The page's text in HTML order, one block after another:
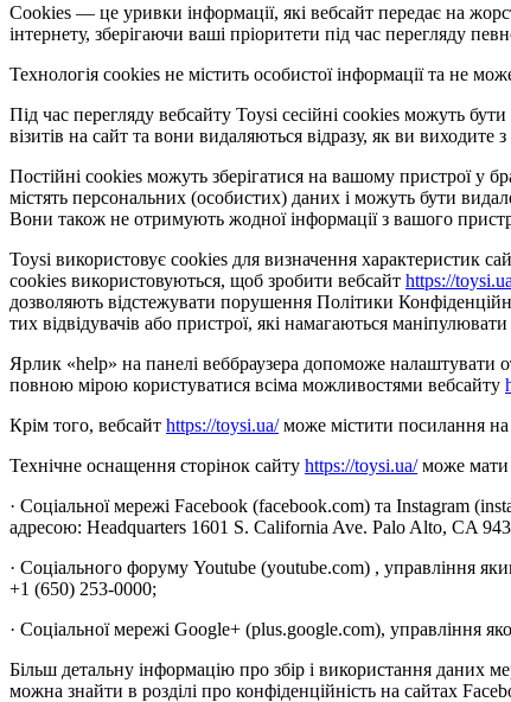
Cookies — це уривки інформації, які вебсайт передає на
інтернету, зберігаючи ваші пріоритети під час перегляду
Технологія cookies не містить особистої інформації та не
Під час перегляду вебсайту Toysi сесійні cookies можуть
візитів на сайт та вони видаляються відразу, як ви виходите з
Постійні cookies можуть зберігатися на вашому пристрої у
містять персональних (особистих) даних і можуть бути
Вони також не отримують жодної інформації з вашого
Toysi використовує cookies для визначення характеристик
cookies використовуються, щоб зробити вебсайт https://
дозволяють відстежувати порушення Політики
тих відвідувачів або пристрої, які намагаються
Ярлик «help» на панелі веббраузера допоможе налаштувати
повною мірою користуватися всіма можливостями вебсайту
Крім того, вебсайт https://toysi.ua/може містити посилання на
Технічне оснащення сторінок сайту https://toysi.ua/може мати
· Соціальної мережі Facebook (facebook.com) та Instagram
адресою: Headquarters 1601 S. California Ave. Palo Alto, CA
· Соціального форуму Youtube (youtube.com) , управління
+1 (650) 253-0000;
· Соціальної мережі Google+ (plus.google.com), управління
Більш детальну інформацію про збір і використання даних
можна знайти в розділі про конфіденційність на сайтах